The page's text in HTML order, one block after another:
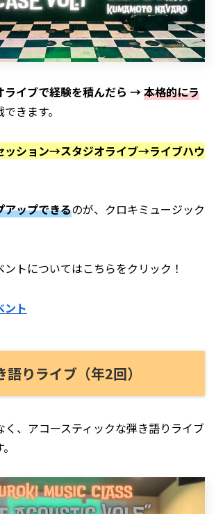
ライブで経験を積んだら →本格的にラ
きます。
ション→スタジオライブ→ライブハウ
アップできるのが、クロキミュージック
トについてはこちらをクリック！
ント
語りライブ（年2回）
く、アコースティックな弾き語りライブ